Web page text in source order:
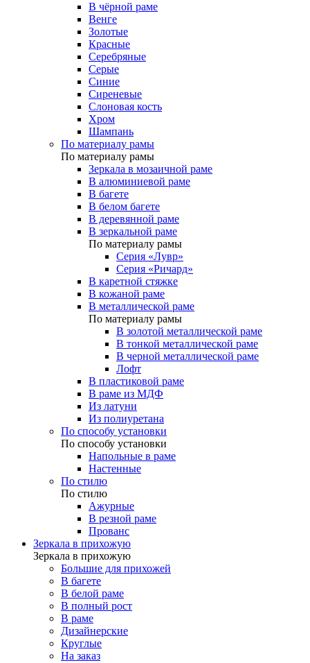
В чёрной раме
Венге
Золотые
Красные
Серебряные
Серые
Синие
Сиреневые
Слоновая кость
Хром
Шампань
По материалу рамы
По материалу рамы
Зеркала в мозаичной раме
В алюминиевой раме
В багете
В белом багете
В деревянной раме
В зеркальной раме
По материалу рамы
Серия «Лувр»
Серия «Ричард»
В каретной стяжке
В кожаной раме
В металлической раме
По материалу рамы
В золотой металлической раме
В тонкой металлической раме
В черной металлической раме
Лофт
В пластиковой раме
В раме из МДФ
Из латуни
Из полиуретана
По способу установки
По способу установки
Напольные в раме
Настенные
По стилю
По стилю
Ажурные
В резной раме
Прованс
Зеркала в прихожую
Зеркала в прихожую
Большие для прихожей
В багете
В белой раме
В полный рост
В раме
Дизайнерские
Круглые
На заказ